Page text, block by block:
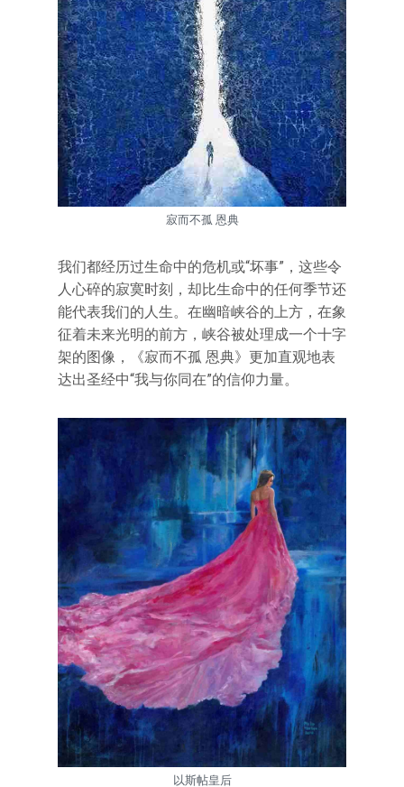
寂而不孤 恩典
我们都经历过生命中的危机或“坏事”，这些令
人心碎的寂寞时刻，却比生命中的任何季节还
能代表我们的人生。在幽暗峡谷的上方，在象
征着未来光明的前方，峡谷被处理成一个十字
架的图像，《寂而不孤 恩典》更加直观地表
达出圣经中“我与你同在”的信仰力量。
以斯帖皇后